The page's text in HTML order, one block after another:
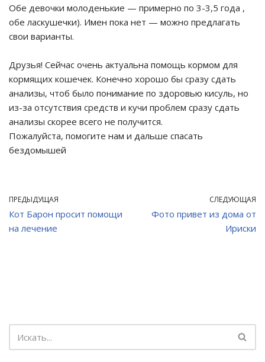
Обе девочки молоденькие — примерно по 3-3,5 года ,
обе ласкушечки). Имен пока нет — можно предлагать
свои варианты.
Друзья! Сейчас очень актуальна помощь кормом для
кормящих кошечек. Конечно хорошо бы сразу сдать
анализы, чтоб было понимание по здоровью кисуль, но
из-за отсутствия средств и кучи проблем сразу сдать
анализы скорее всего не получится.
Пожалуйста, помогите нам и дальше спасать
бездомышей
ПРЕДЫДУЩАЯ
Кот Барон просит помощи
на лечение
СЛЕДУЮЩАЯ
Фото привет из дома от
Ириски